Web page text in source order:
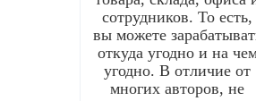
сотрудников. То есть,
вы можете
откуда угодно и на
угодно. В отличие от
многих авторов, не